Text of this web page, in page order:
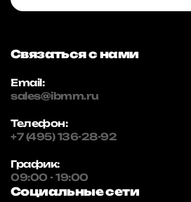
Связаться с нами
Email:
sales@ibmm.ru
Телефон:
+7 (495) 136-28-92
График:
09:00 - 19:00
Социальные сети